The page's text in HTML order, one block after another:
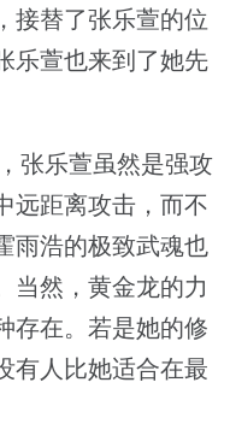
接替了张乐萱的位
乐萱也来到了她先
张乐萱虽然是强攻
远距离攻击，而不
雨浩的极致武魂也
当然，黄金龙的力
存在。若是她的修
有人比她适合在最